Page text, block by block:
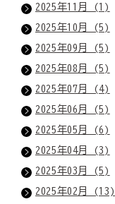
2025年11月 (1)
2025年10月 (5)
2025年09月 (5)
2025年08月 (5)
2025年07月 (4)
2025年06月 (5)
2025年05月 (6)
2025年04月 (3)
2025年03月 (5)
2025年02月 (13)